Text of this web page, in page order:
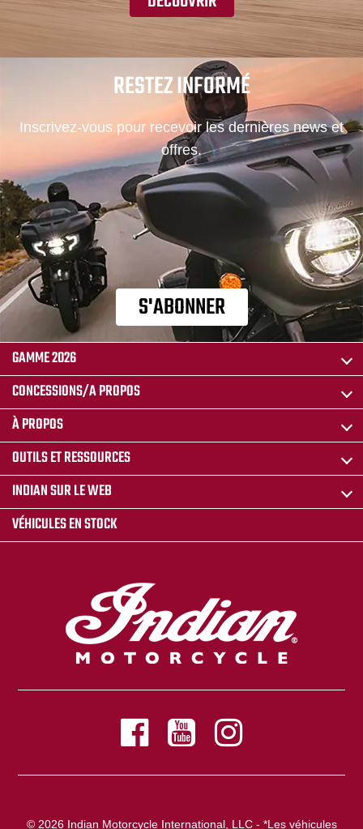
RESTEZ INFORMÉ
Inscrivez-vous pour recevoir les dernières news et
offres.
S'ABONNER
GAMME 2026
CONCESSIONS/A PROPOS
À PROPOS
OUTILS ET RESSOURCES
INDIAN SUR LE WEB
VÉHICULES EN STOCK
© 2026 Indian Motorcycle International, LLC - *Les véhicules